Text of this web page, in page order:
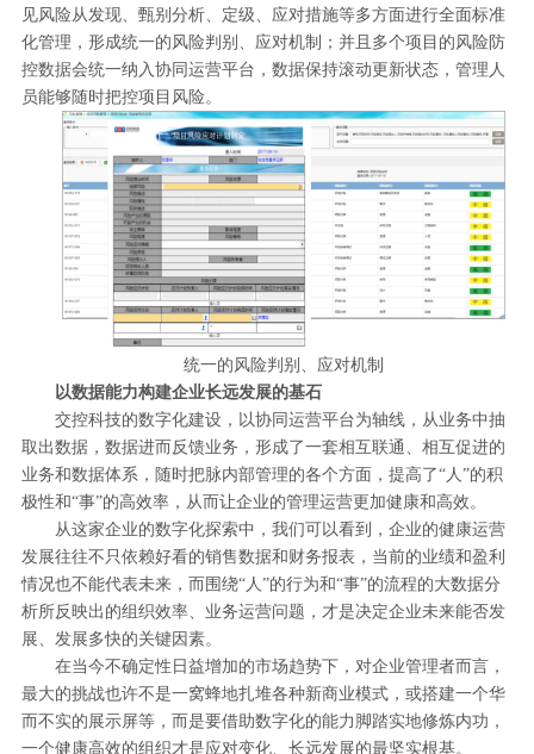
见风险从发现、甄别分析、定级、应对措施等多方面进行全面标准
化管理，形成统一的风险判别、应对机制；并且多个项目的风险防
控数据会统一纳入协同运营平台，数据保持滚动更新状态，管理人
员能够随时把控项目风险。
统一的风险判别、应对机制
以数据能力构建企业长远发展的基石
交控科技的数字化建设，以协同运营平台为轴线，从业务中抽
取出数据，数据进而反馈业务，形成了一套相互联通、相互促进的
业务和数据体系，随时把脉内部管理的各个方面，提高了“人”的积
极性和“事”的高效率，从而让企业的管理运营更加健康和高效。
从这家企业的数字化探索中，我们可以看到，企业的健康运营
发展往往不只依赖好看的销售数据和财务报表，当前的业绩和盈利
情况也不能代表未来，而围绕“人”的行为和“事”的流程的大数据分
析所反映出的组织效率、业务运营问题，才是决定企业未来能否发
展、发展多快的关键因素。
在当今不确定性日益增加的市场趋势下，对企业管理者而言，
最大的挑战也许不是一窝蜂地扎堆各种新商业模式，或搭建一个华
而不实的展示屏等，而是要借助数字化的能力脚踏实地修炼内功，
一个健康高效的组织才是应对变化、长远发展的最坚实根基。